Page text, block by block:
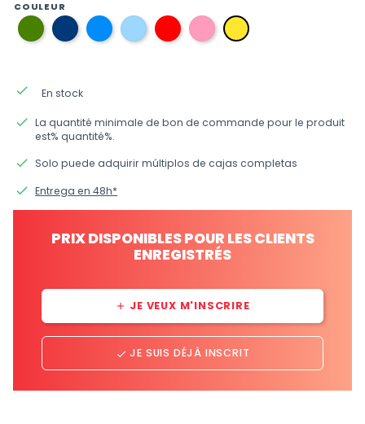
COULEUR
r8
vert
militaire
r5
bleu
navy
r5
bleu
process
r5
bleu
clair
r4
rouge
r3
rose
r2
jaune
done En stock
done La quantité minimale de bon de commande pour le produit
est% quantité%.
done Solo puede adquirir múltiplos de cajas completas
done Entrega en 48h*
PRIX DISPONIBLES POUR LES CLIENTS
ENREGISTRÉS
add JE VEUX M'INSCRIRE
done JE SUIS DÉJÀ INSCRIT